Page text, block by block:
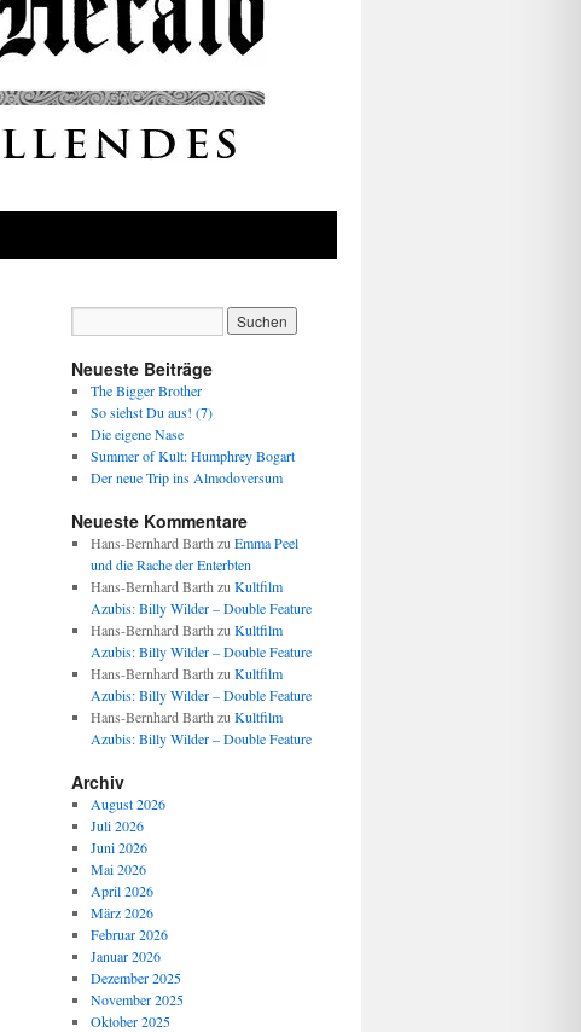
Neueste Beiträge
The Bigger Brother
So siehst Du aus! (7)
Die eigene Nase
Summer of Kult: Humphrey Bogart
Der neue Trip ins Almodoversum
Neueste Kommentare
Hans-Bernhard Barth zu Emma Peel
und die Rache der Enterbten
Hans-Bernhard Barth zu Kultfilm
Azubis: Billy Wilder – Double Feature
Hans-Bernhard Barth zu Kultfilm
Azubis: Billy Wilder – Double Feature
Hans-Bernhard Barth zu Kultfilm
Azubis: Billy Wilder – Double Feature
Hans-Bernhard Barth zu Kultfilm
Azubis: Billy Wilder – Double Feature
Archiv
August 2026
Juli 2026
Juni 2026
Mai 2026
April 2026
März 2026
Februar 2026
Januar 2026
Dezember 2025
November 2025
Oktober 2025